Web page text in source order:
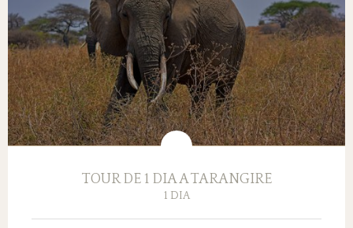
TOUR DE 1 DIA A TARANGIRE
1 DIA